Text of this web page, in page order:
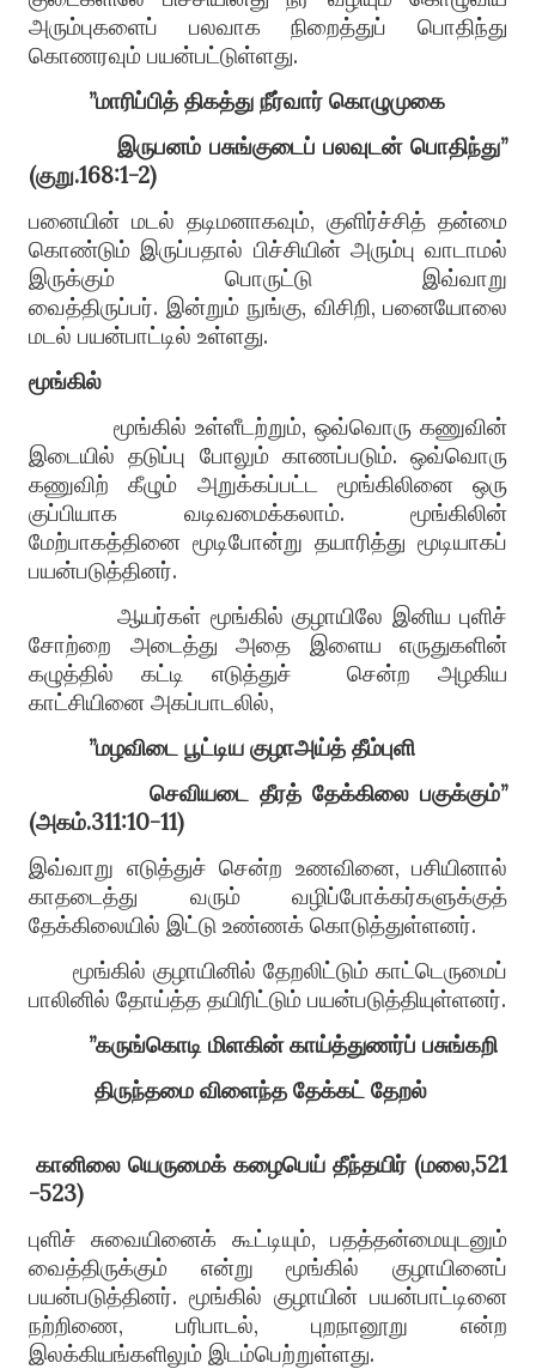
அரும்புகளைப் பலவாக நிறைத்துப் பொதிந்து
கொணரவும் பயன்பட்டுள்ளது.
”மாரிப்பித் திகத்து நீர்வார் கொழுமுகை
இருபனம் பசுங்குடைப் பலவுடன் பொதிந்து”
(குறு.168:1-2)
பனையின் மடல் தடிமனாகவும், குளிர்ச்சித் தன்மை
கொண்டும் இருப்பதால் பிச்சியின் அரும்பு வாடாமல்
இருக்கும் பொருட்டு இவ்வாறு
வைத்திருப்பர். இன்றும் நுங்கு, விசிறி, பனையோலை
மடல் பயன்பாட்டில் உள்ளது.
மூங்கில்
மூங்கில் உள்ளீடற்றும், ஒவ்வொரு கணுவின்
இடையில் தடுப்பு போலும் காணப்படும். ஒவ்வொரு
கணுவிற் கீழும் அறுக்கப்பட்ட மூங்கிலினை ஒரு
குப்பியாக வடிவமைக்கலாம். மூங்கிலின்
மேற்பாகத்தினை மூடிபோன்று தயாரித்து மூடியாகப்
பயன்படுத்தினர்.
ஆயர்கள் மூங்கில் குழாயிலே இனிய புளிச்
சோற்றை அடைத்து அதை இளைய எருதுகளின்
கழுத்தில் கட்டி எடுத்துச்
சென்ற அழகிய
காட்சியினை அகப்பாடலில்,
”மழவிடை பூட்டிய குழாஅய்த் தீம்புளி
செவியடை தீரத் தேக்கிலை பகுக்கும்”
(அகம்.311:10-11)
இவ்வாறு எடுத்துச் சென்ற உணவினை, பசியினால்
காதடைத்து வரும் வழிப்போக்கர்களுக்குத்
தேக்கிலையில் இட்டு உண்ணக் கொடுத்துள்ளனர்.
மூங்கில் குழாயினில் தேறலிட்டும் காட்டெருமைப்
பாலினில் தோய்த்த தயிரிட்டும் பயன்படுத்தியுள்ளனர்.
”கருங்கொடி மிளகின் காய்த்துணர்ப் பசுங்கறி
திருந்தமை விளைந்த தேக்கட் தேறல்
கானிலை யெருமைக் கழைபெய் தீந்தயிர் (மலை,521
-523)
புளிச் சுவையினைக் கூட்டியும்,பதத்தன்மையுடனும்
வைத்திருக்கும் என்று மூங்கில் குழாயினைப்
பயன்படுத்தினர். மூங்கில் குழாயின் பயன்பாட்டினை
நற்றிணை, பரிபாடல், புறநானூறு என்ற
இலக்கியங்களிலும் இடம்பெற்றுள்ளது.